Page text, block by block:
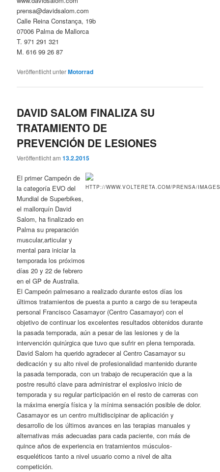
prensa@davidsalom.com
Calle Reina Constança, 19b
07006 Palma de Mallorca
T. 971 291 321
M. 616 99 26 87
Veröffentlicht unterMotorrad
DAVID SALOM FINALIZA SU
TRATAMIENTO DE
PREVENCIÓN DE LESIONES
Veröffentlicht am13.2.2015
El primer Campeón de
la categoría EVO del
Mundial de Superbikes,
el mallorquín David
Salom, ha finalizado en
Palma su preparación
muscular,articular y
mental para iniciar la
temporada los próximos
días 20 y 22 de febrero
en el GP de Australia.
El Campeón palmesano a realizado durante estos días los
últimos tratamientos de puesta a punto a cargo de su terapeuta
personal Francisco Casamayor (Centro Casamayor) con el
objetivo de continuar los excelentes resultados obtenidos durante
la pasada temporada, aún a pesar de las lesiones y de la
intervención quirúrgica que tuvo que sufrir en plena temporada.
David Salom ha querido agradecer al Centro Casamayor su
dedicación y su alto nivel de profesionalidad mantenido durante
la pasada temporada, con un trabajo de recuperación que a la
postre resultó clave para administrar el explosivo inicio de
temporada y su regular participación en el resto de carreras con
la máxima energía física y la mínima sensación posible de dolor.
Casamayor es un centro multidiscipinar de aplicación y
desarrollo de los últimos avances en las terapias manuales y
alternativas más adecuadas para cada paciente, con más de
quince años de experiencia en tratamientos músculos-
esqueléticos tanto a nivel usuario como a nivel de alta
competición.